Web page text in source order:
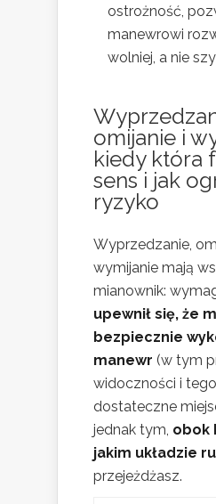
ostrożność,
manewrowi
wolniej, a nie
omijanie i
kiedy która
sens i jak
ryzyko
Wyprzedzanie,
wymijanie mają
mianownik:
upewnił się, że
bezpiecznie
manewr (w tym
widoczności i
dostateczne
jednak tym, obok
jakim układzie
przejeżdżasz.